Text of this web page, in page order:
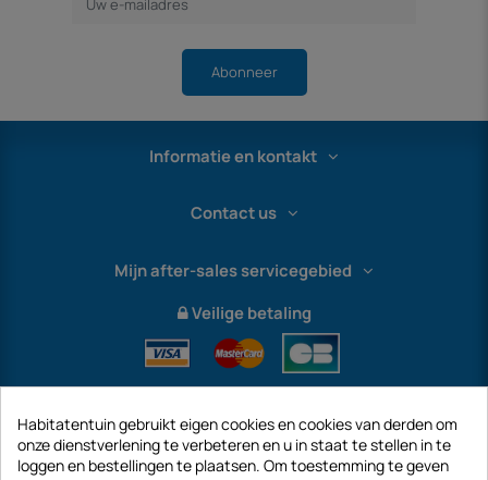
Abonneer
Informatie en kontakt
Contact us
Mijn after-sales servicegebied
Veilige betaling
Habitatentuin gebruikt eigen cookies en cookies van derden om
onze dienstverlening te verbeteren en u in staat te stellen in te
loggen en bestellingen te plaatsen. Om toestemming te geven